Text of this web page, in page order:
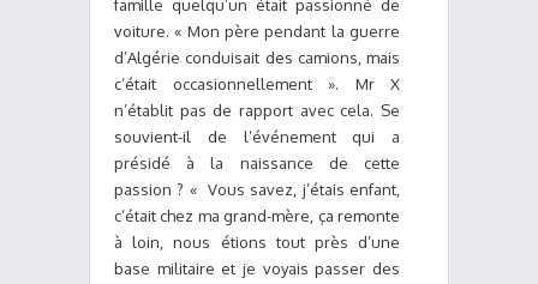
famille quelqu’un était passionné de
voiture. « Mon père pendant la guerre
d’Algérie conduisait des camions, mais
c’était occasionnellement ». Mr X
n’établit pas de rapport avec cela. Se
souvient-il de l’événement qui a
présidé à la naissance de cette
passion ? « Vous savez, j’étais enfant,
c’était chez ma grand-mère, ça remonte
à loin, nous étions tout près d’une
base militaire et je voyais passer des